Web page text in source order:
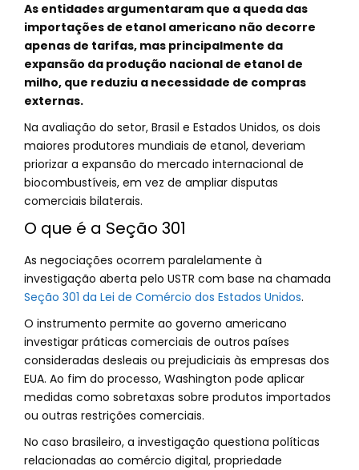
As entidades argumentaram que a queda das
importações de etanol americano não decorre
apenas de tarifas, mas principalmente da
expansão da produção nacional de etanol de
milho, que reduziu a necessidade de compras
externas.
Na avaliação do setor, Brasil e Estados Unidos, os dois
maiores produtores mundiais de etanol, deveriam
priorizar a expansão do mercado internacional de
biocombustíveis, em vez de ampliar disputas
comerciais bilaterais.
O que é a Seção 301
As negociações ocorrem paralelamente à
investigação aberta pelo USTR com base na chamada
Seção 301 da Lei de Comércio dos Estados Unidos.
O instrumento permite ao governo americano
investigar práticas comerciais de outros países
consideradas desleais ou prejudiciais às empresas dos
EUA. Ao fim do processo, Washington pode aplicar
medidas como sobretaxas sobre produtos importados
ou outras restrições comerciais.
No caso brasileiro, a investigação questiona políticas
relacionadas ao comércio digital, propriedade